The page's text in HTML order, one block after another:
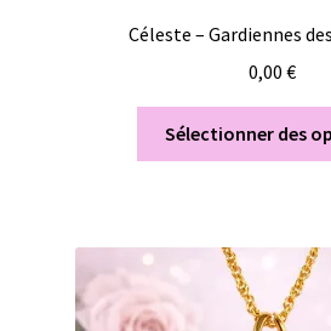
Céleste – Gardiennes
0,00 €
Sélectionner des